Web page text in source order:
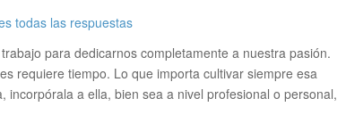
todas las respuestas
para dedicarnos completamente a nuestra pasión.
requiere tiempo. Lo que importa cultivar siempre esa
incorpórala a ella, bien sea a nivel profesional o personal,